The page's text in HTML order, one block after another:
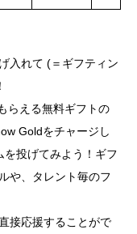
入れて (＝ギフティン
らえる無料ギフトの
Goldをチャージし
投げてみよう！ギフ
や、タレント毎のフ
接応援することがで